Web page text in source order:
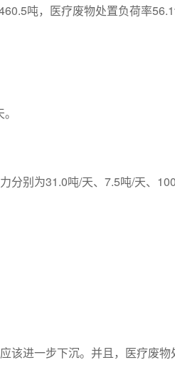
吨，医疗废物处置负荷率
别为31.0吨/天、7.5吨/天、
进一步下沉。并且，医疗废物